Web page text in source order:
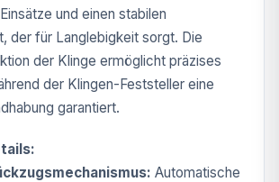
und einen stabilen
der für Langlebigkeit sorgt. Die
der Klinge ermöglicht präzises
der Klingen-Feststeller eine
garantiert.
Automatische